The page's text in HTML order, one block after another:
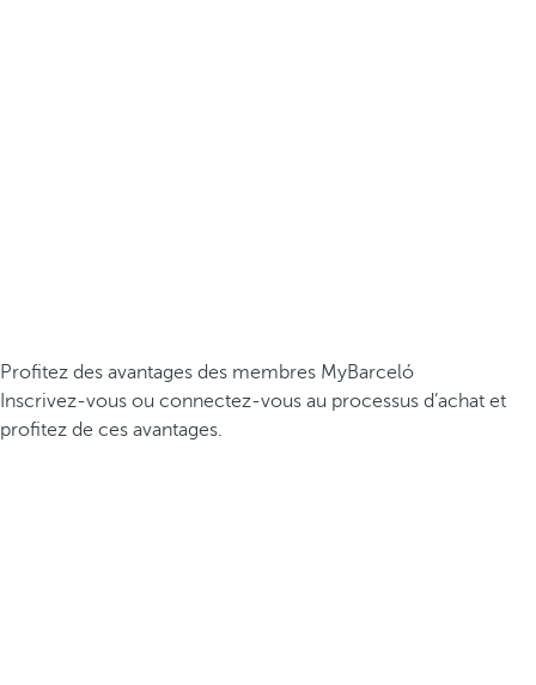
Profitez des avantages des membres MyBarceló
Inscrivez-vous ou connectez-vous au processus d’achat et
profitez de ces avantages.